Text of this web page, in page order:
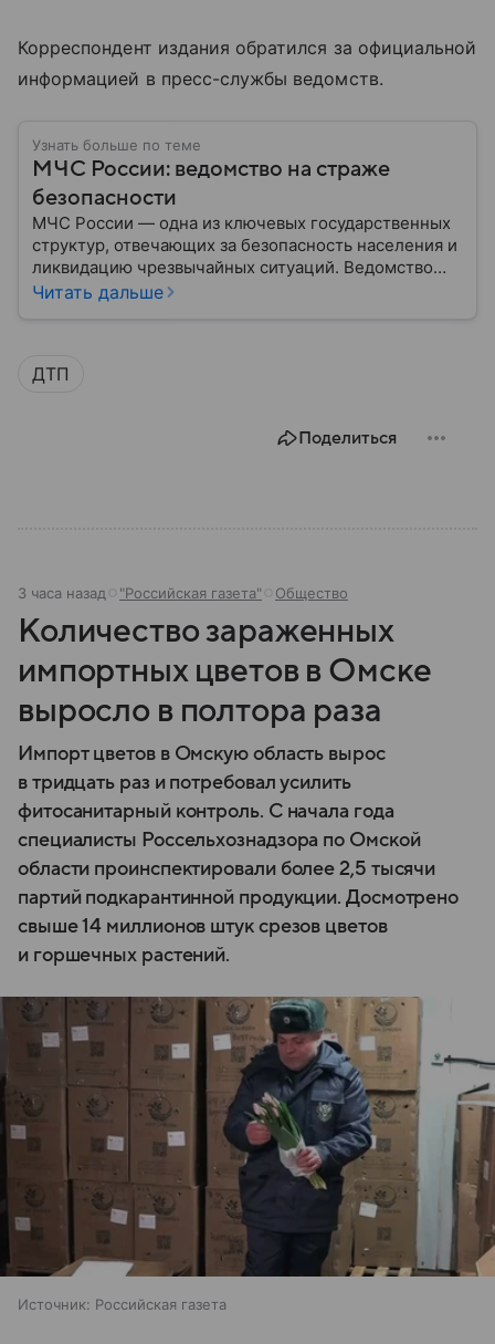
Корреспондент издания обратился за официальной
информацией в пресс-службы ведомств.
Узнать больше по теме
МЧС России: ведомство на страже
безопасности
МЧС России — одна из ключевых государственных
структур, отвечающих за безопасность населения и
ликвидацию чрезвычайных ситуаций. Ведомство
играет важную роль в защите граждан от
задачи выполняет и какую роль играет в
Читать дальше
ДТП
Поделиться
3 часа назад "Российская газета" Общество
Количество зараженных
импортных цветов в Омске
выросло в полтора раза
Импорт цветов в Омскую область вырос
в тридцать раз и потребовал усилить
фитосанитарный контроль. С начала года
специалисты Россельхознадзора по Омской
области проинспектировали более 2,5 тысячи
партий подкарантинной продукции. Досмотрено
свыше 14 миллионов штук срезов цветов
и горшечных растений.
Источник: Российская газета